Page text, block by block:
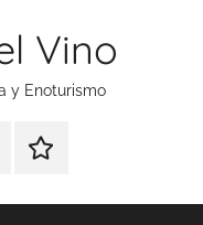
Vino
y Enoturismo
Contacto